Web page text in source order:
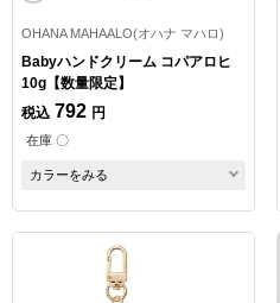
OHANA MAHAALO(オハナ マハロ)
Babyハンドクリーム コパアロヒ
10g【数量限定】
税込 792 円
在庫 〇
カラーをみる